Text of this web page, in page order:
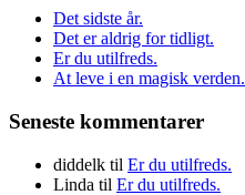
Det sidste år.
Det er aldrig for tidligt.
Er du utilfreds.
At leve i en magisk verden.
Seneste kommentarer
diddelk til Er du utilfreds.
Linda til Er du utilfreds.